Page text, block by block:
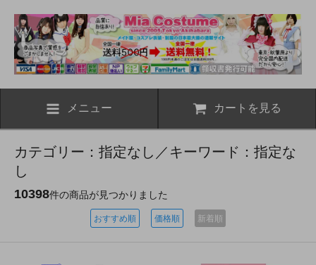
メニュー カートを見る
カテゴリー：指定なし／キーワード：指定な
し
10398件の商品が見つかりました
おすすめ順 価格順 新着順